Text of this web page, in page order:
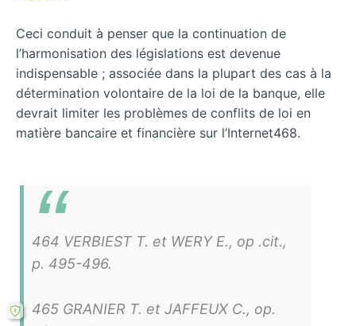
Ceci conduit à penser que la continuation de
l’harmonisation des législations est devenue
indispensable ; associée dans la plupart des cas à la
détermination volontaire de la loi de la banque, elle
devrait limiter les problèmes de conflits de loi en
matière bancaire et financière sur l’Internet468.
464 VERBIEST T. et WERY E., op .cit.,
p. 495-496.
465 GRANIER T. et JAFFEUX C., op.